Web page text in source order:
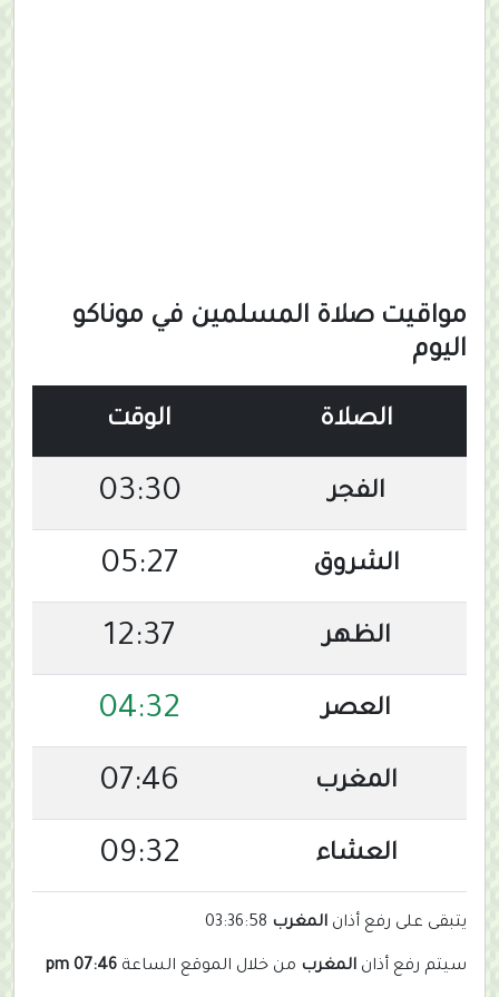
مواقيت صلاة المسلمين في موناكو
اليوم
الصلاة الوقت
الفجر 03:30
الشروق 05:27
الظهر 12:37
العصر 04:32
المغرب 07:46
العشاء 09:32
يتبقى على رفع أذان المغرب 03:36:58
سيتم رفع أذان المغرب من خلال الموقع الساعة 07:46 pm